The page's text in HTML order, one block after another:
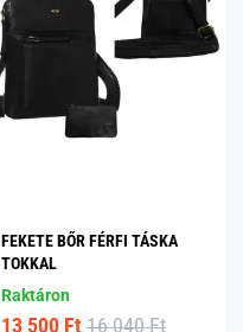
FEKETE BŐR FÉRFI TÁSKA
TOKKAL
Raktáron
13 500 Ft 16 040 Ft